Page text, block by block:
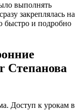
выполнять
закреплялась на
быстро и подробно
Степанова
Доступ к урокам в